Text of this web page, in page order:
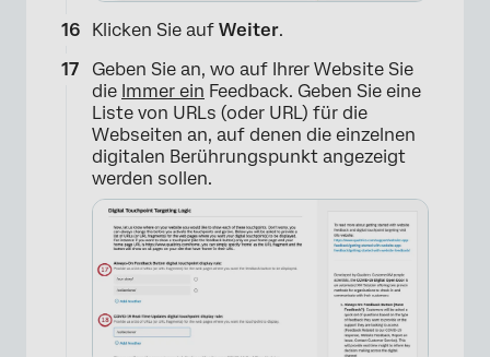
Klicken Sie auf Weiter.
Geben Sie an, wo auf Ihrer Website Sie
die Immer ein Feedback. Geben Sie eine
Liste von URLs (oder URL) für die
Webseiten an, auf denen die einzelnen
digitalen Berührungspunkt angezeigt
werden sollen.